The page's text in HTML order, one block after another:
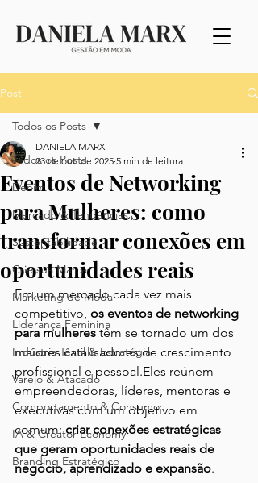
Post
Todos os Posts
Denim
Mercado & Tendências
Sustentabilidade
Crie sua Marca
Marketing de Moda
Liderança Feminina
Indústria Têxtil & Estratégia
Varejo & Atacado
Comportamento & Consumo
IA & Creator Economy
Branding Estratégico
Todos os Posts
Eventos de Networking
para Mulheres: como
transformar conexões em
oportunidades reais
DANIELA MARX
23 de out. de 2025 5 min de leitura
Em um mercado cada vez mais
competitivo, os eventos de networking
para mulheres têm se tornado um dos
maiores catalisadores de crescimento
profissional e pessoal.Eles reúnem
empreendedoras, líderes, mentoras e
executivas com um objetivo em
comum: criar conexões estratégicas
que geram oportunidades reais de
negócio, aprendizado e expansão.